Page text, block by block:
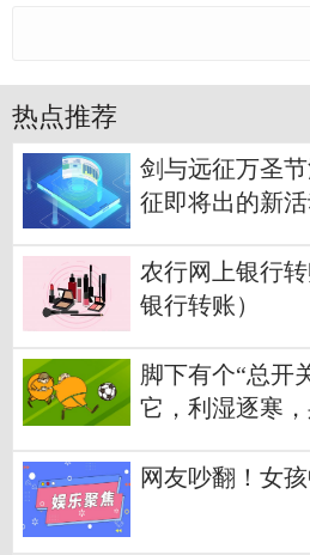
热点推荐
剑与远征万圣
征即将出的新
农行网上银行
银行转账）
脚下有个“总开
它，利湿逐寒
网友吵翻！女